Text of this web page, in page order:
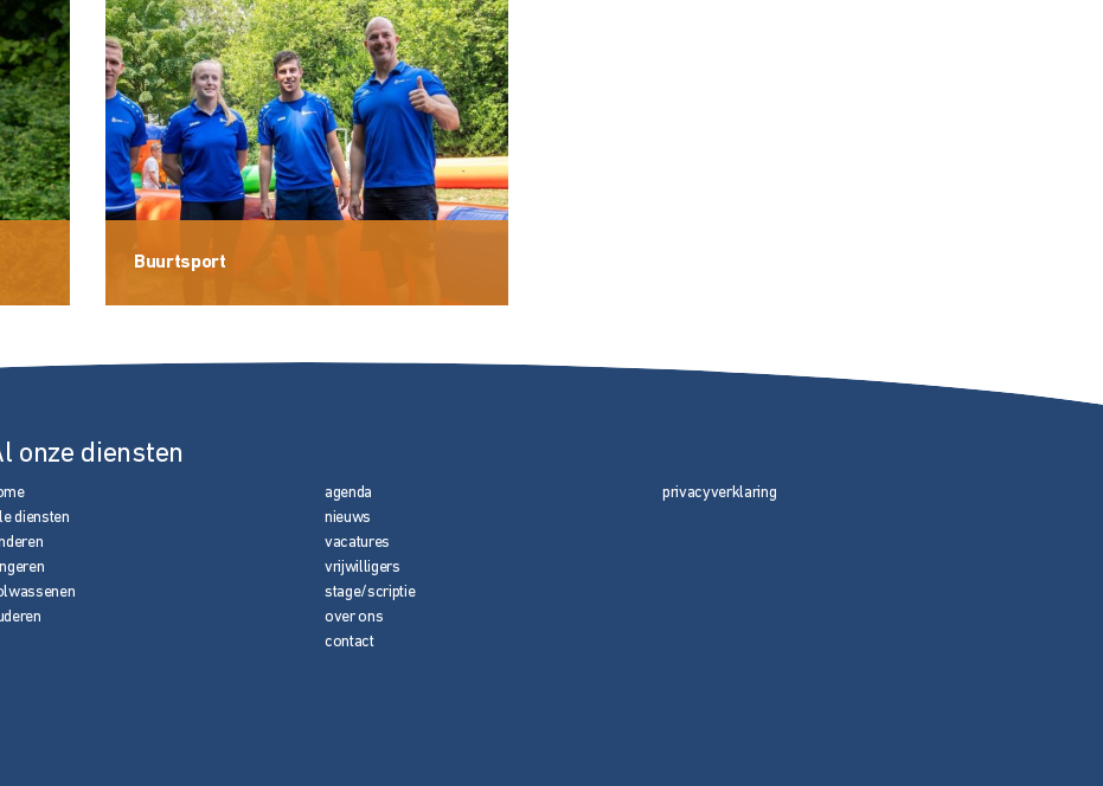
Buurtsport
onze diensten
diensten
agenda
nieuws
vacatures
vrijwilligers
stage/scriptie
over ons
contact
privacyverklaring